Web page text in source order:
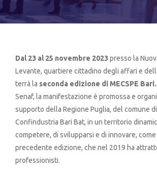
Dal 23 al 25 novembre 2023 presso la
Levante, quartiere cittadino degli affari e
terrà la seconda edizione di MECSPE Bari.
Senaf, la manifestazione è promossa e
supporto della Regione Puglia, del comune
Confindustria Bari Bat, in un territorio
competere, di svilupparsi e di innovare,
precedente edizione, che nel 2019 ha
professionisti.